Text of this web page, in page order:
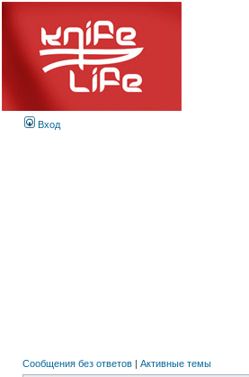
Вход
Сообщения без ответов | Активные темы